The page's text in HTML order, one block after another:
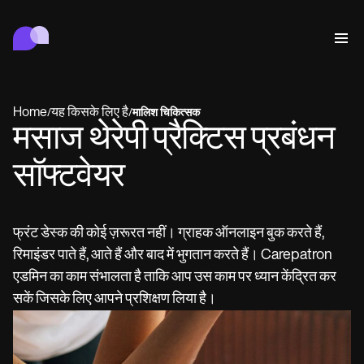
व्यवहार
चिकित्सा
अनुपालन और सुरक्षा
Get started for free
Book a demo
कनेक्ट
शेड्यूल
Automatic reminders
संदेश
Client messaging
SMS and email
देखभाल
Telehealth video
In session notes
दस्तावेज़
AI Scribe
Clinical notes
इलाज
ePrescribe
NEW
Treatment plans
बिल
Invoicing and payments
प्रैक्टिस प्रबंधन
अनुपालन और सुरक्षा
Carepatron AI
पूरा वर्कफ़्लो देखें
Who we're for
Behavioral
Mental health
Psychologists
Therapists
Dentists
Nurse practitioners
Nurses
Physicians
Psychiatrists
Allied
Dietitians
Nutritionists
Occupational therapists
Physical therapists
Wellness
Acupuncturists
Chiropractors
Health coaches
Get started for free
Book a demo
लॉग इन
Home/यह किसके लिए है/मालिश चिकित्सक
मसाज थेरेपी प्रैक्टिस प्रबंधन
सॉफ्टवेयर
फ्रंट डेस्क की कोई ज़रूरत नहीं। ग्राहक ऑनलाइन बुक करते हैं,
रिमाइंडर पाते हैं, आते हैं और बाद में भुगतान करते हैं। Carepatron
एडमिन का काम संभालता है ताकि आप उस काम पर ध्यान केंद्रित कर
सकें जिसके लिए आपने प्रशिक्षण लिया है।